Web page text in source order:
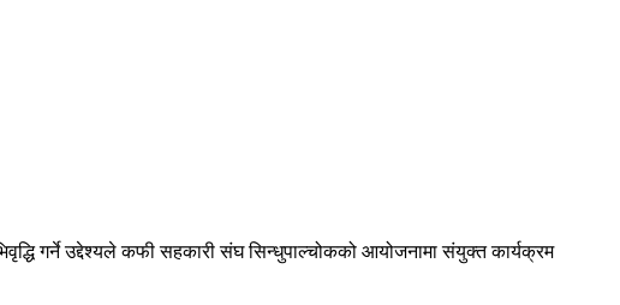
गर्ने उद्देश्यले कफी सहकारी संघ सिन्धुपाल्चोकको आयोजनामा संयुक्त कार्यक्रम